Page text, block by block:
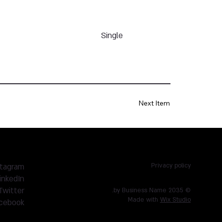
Single
Next Item
Privacy policy
© 2035 by Business Name.
Made with Wix Studio